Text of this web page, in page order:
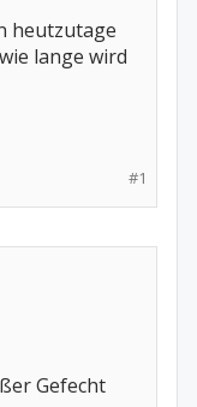
heutzutage
lange wird
#1
Gefecht